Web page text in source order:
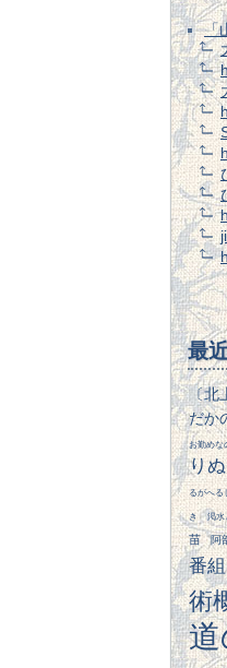
「
最
〔北
だか
お勤めな
り
るがへる
き 渇水
苗
阿
番組
術